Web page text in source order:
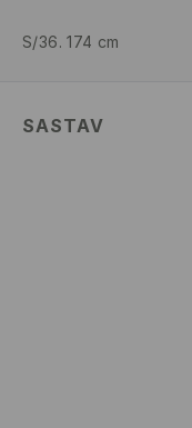
S/36. 174 cm
SASTAV